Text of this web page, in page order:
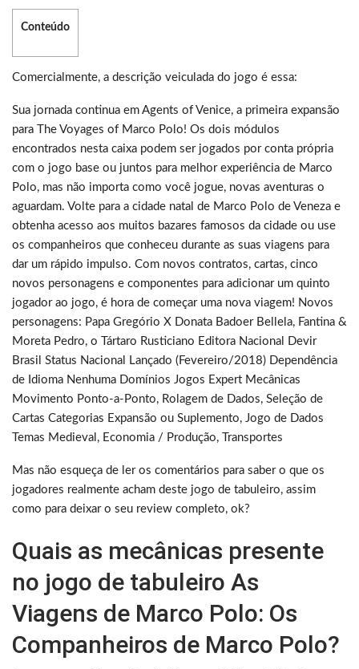
Conteúdo
Comercialmente, a descrição veiculada do jogo é essa:
Sua jornada continua em Agents of Venice, a primeira expansão
para The Voyages of Marco Polo! Os dois módulos
encontrados nesta caixa podem ser jogados por conta própria
com o jogo base ou juntos para melhor experiência de Marco
Polo, mas não importa como você jogue, novas aventuras o
aguardam. Volte para a cidade natal de Marco Polo de Veneza e
obtenha acesso aos muitos bazares famosos da cidade ou use
os companheiros que conheceu durante as suas viagens para
dar um rápido impulso. Com novos contratos, cartas, cinco
novos personagens e componentes para adicionar um quinto
jogador ao jogo, é hora de começar uma nova viagem! Novos
personagens: Papa Gregório X Donata Badoer Bellela, Fantina &
Moreta Pedro, o Tártaro Rusticiano Editora Nacional Devir
Brasil Status Nacional Lançado (Fevereiro/2018) Dependência
de Idioma Nenhuma Domínios Jogos Expert Mecânicas
Movimento Ponto-a-Ponto, Rolagem de Dados, Seleção de
Cartas Categorias Expansão ou Suplemento, Jogo de Dados
Temas Medieval, Economia / Produção, Transportes
Mas não esqueça de ler os comentários para saber o que os
jogadores realmente acham deste jogo de tabuleiro, assim
como para deixar o seu review completo, ok?
Quais as mecânicas presente
no jogo de tabuleiro As
Viagens de Marco Polo: Os
Companheiros de Marco Polo?